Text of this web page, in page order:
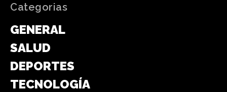
Categorias
GENERAL
SALUD
DEPORTES
TECNOLOGÍA